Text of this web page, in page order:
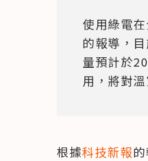
使用綠電
的報導，
量預計於
用，將對
根據科技新報